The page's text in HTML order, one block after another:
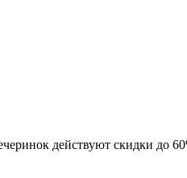
действуют скидки до